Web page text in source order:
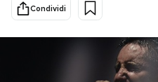
Internet
Condividi